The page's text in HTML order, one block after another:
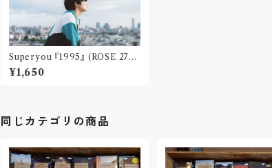
Superyou 『1995』 (ROSE 274
X / Analog 7inch)
¥1,650
同じカテゴリの商品